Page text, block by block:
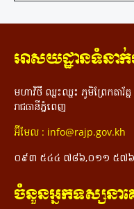
ខ្ម
ខ្
ត្
ជំ
បណ្
បរិ
និង
អាសយដ្ឋានទំនា
មហាវិថី ឈ្នះឈ្នះ ភូមិព្រែកតារ័ត្
រាជធានីភ្នំពេញ
អ៊ីមែល : info@rajp.gov.kh
០៩៣ ៥៤៤ ៧៨៦,០១១ ៥៧
ចំនួនអ្នកទស្សនា